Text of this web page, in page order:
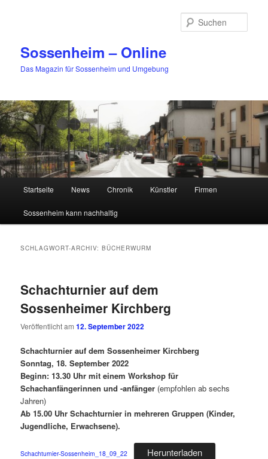
Sossenheim – Online
Das Magazin für Sossenheim und Umgebung
Startseite News Chronik Künstler Firmen
Sossenheim kann nachhaltig
SCHLAGWORT-ARCHIV:BÜCHERWURM
Schachturnier auf dem
Sossenheimer Kirchberg
Veröffentlicht am12. September 2022
Schachturnier auf dem Sossenheimer Kirchberg
Sonntag, 18. September 2022
Beginn: 13.30 Uhr mit einem Workshop für
Schachanfängerinnen und -anfänger (empfohlen ab sechs
Jahren)
Ab 15.00 Uhr Schachturnier in mehreren Gruppen (Kinder,
Jugendliche, Erwachsene).
Schachturnier-Sossenheim_18_09_22 Herunterladen